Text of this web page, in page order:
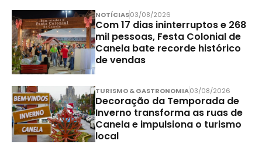
NOTÍCIAS03/08/2026
Com 17 dias ininterruptos e 268
mil pessoas, Festa Colonial de
Canela bate recorde histórico
de vendas
TURISMO & GASTRONOMIA03/08/2026
Decoração da Temporada de
Inverno transforma as ruas de
Canela e impulsiona o turismo
local